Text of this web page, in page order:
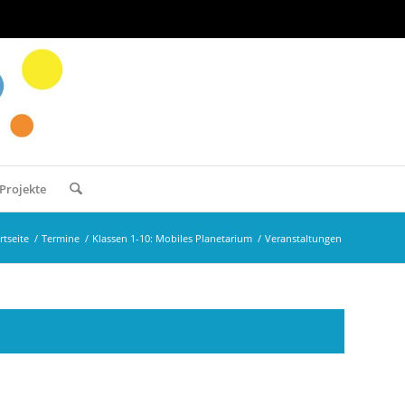
Projekte
/ Termine / Klassen 1-10: Mobiles Planetarium / Veranstaltungen